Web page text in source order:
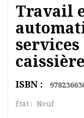
Travail
services
ISBN :
État : Neuf